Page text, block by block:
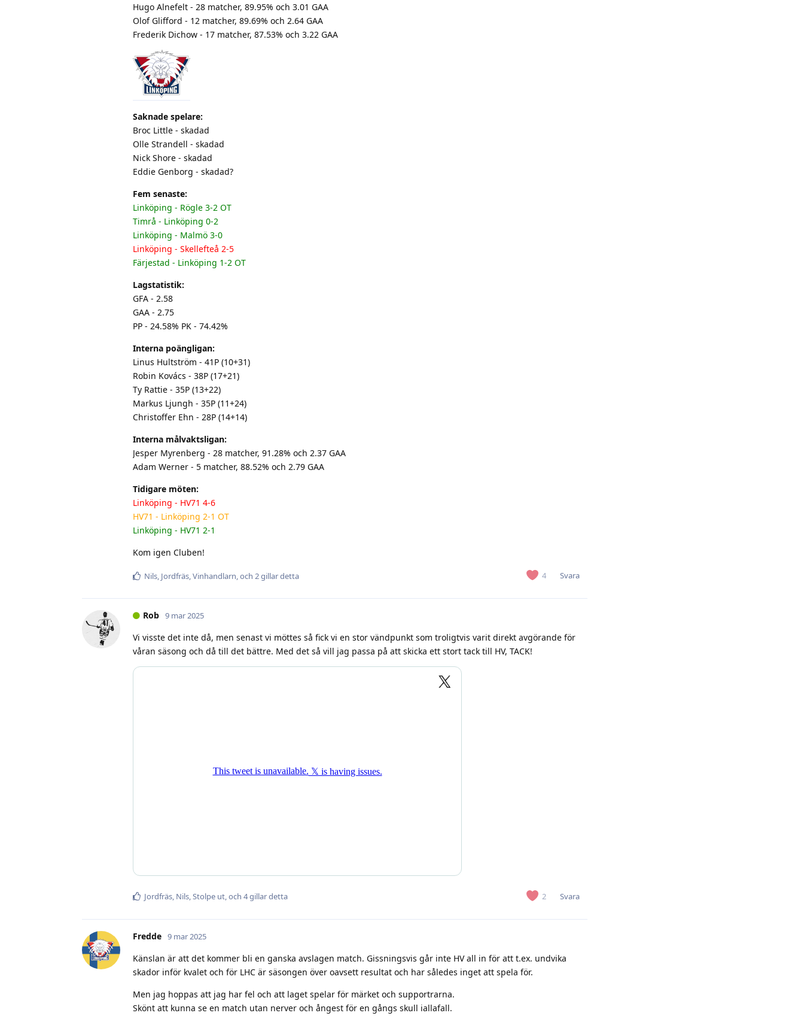
Hugo Alnefelt - 28 matcher, 89.95% och 3.01 GAA
Olof Glifford - 12 matcher, 89.69% och 2.64 GAA
Frederik Dichow - 17 matcher, 87.53% och 3.22 GAA
Saknade spelare:
Broc Little - skadad
Olle Strandell - skadad
Nick Shore - skadad
Eddie Genborg - skadad?
Fem senaste:
Linköping - Rögle 3-2 OT
Timrå - Linköping 0-2
Linköping - Malmö 3-0
Linköping - Skellefteå 2-5
Färjestad - Linköping 1-2 OT
Lagstatistik:
GFA - 2.58
GAA - 2.75
PP - 24.58% PK - 74.42%
Interna poängligan:
Linus Hultström - 41P (10+31)
Robin Kovács - 38P (17+21)
Ty Rattie - 35P (13+22)
Markus Ljungh - 35P (11+24)
Christoffer Ehn - 28P (14+14)
Interna målvaktsligan:
Jesper Myrenberg - 28 matcher, 91.28% och 2.37 GAA
Adam Werner - 5 matcher, 88.52% och 2.79 GAA
Tidigare möten:
Linköping - HV71 4-6
HV71 - Linköping 2-1 OT
Linköping - HV71 2-1
Kom igen Cluben!
4 Svara
Nils, Jordfräs,Vinhandlarn, och 2gillar detta
Rob 9 mar 2025
Vi visste det inte då, men senast vi möttes så fick vi en stor vändpunkt som troligtvis varit direkt avgörande för
våran säsong och då till det bättre. Med det så vill jag passa på att skicka ett stort tack till HV, TACK!
2 Svara
Jordfräs, Nils,Stolpe ut, och 4gillar detta
Fredde 9 mar 2025
Känslan är att det kommer bli en ganska avslagen match. Gissningsvis går inte HV all in för att t.ex. undvika
skador inför kvalet och för LHC är säsongen över oavsett resultat och har således inget att spela för.
Men jag hoppas att jag har fel och att laget spelar för märket och supportrarna.
Skönt att kunna se en match utan nerver och ångest för en gångs skull iallafall.